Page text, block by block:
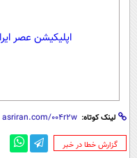
اپلیکیشن عصر
لینک کوتاه:
‌گزارش خطا در خبر